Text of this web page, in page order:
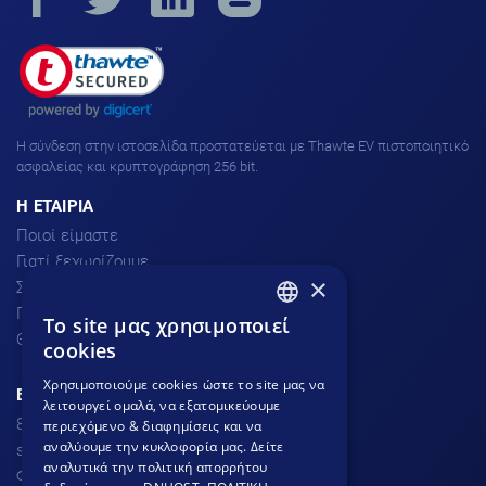
H σύνδεση στην ιστοσελίδα προστατεύεται με Thawte EV πιστοποιητικό
ασφαλείας και κρυπτογράφηση 256 bit.
H ΕΤΑΙΡΙΑ
Ποιοί είμαστε
Γιατί ξεχωρίζουμε
Σχόλια πελατών
Προσφορές
Θέσεις Εργασίας
ΕΞΥΠΗΡΕΤΗΣΗ ΠΕΛΑΤΩΝ
801.300.3520 - 210.953.6767
support
dnhost.gr
Φόρμα επικοινωνίας
GREEK
×
To site μας χρησιμοποιεί
cookies
Χρησιμοποιούμε cookies ώστε το site μας να
λειτουργεί ομαλά, να εξατομικεύουμε
περιεχόμενο & διαφημίσεις και να
αναλύουμε την κυκλοφορία μας. Δείτε
αναλυτικά την πολιτική απορρήτου